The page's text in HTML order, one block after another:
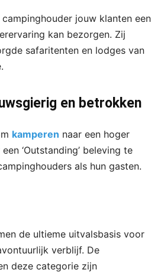
jouw klanten een
kan bezorgen. Zij
safaritenten en lodges van
en betrokken
kamperen naar een hoger
‘Outstanding’ beleving te
als hun gasten.
de ultieme uitvalsbasis voor
verblijf. De
deze categorie zijn